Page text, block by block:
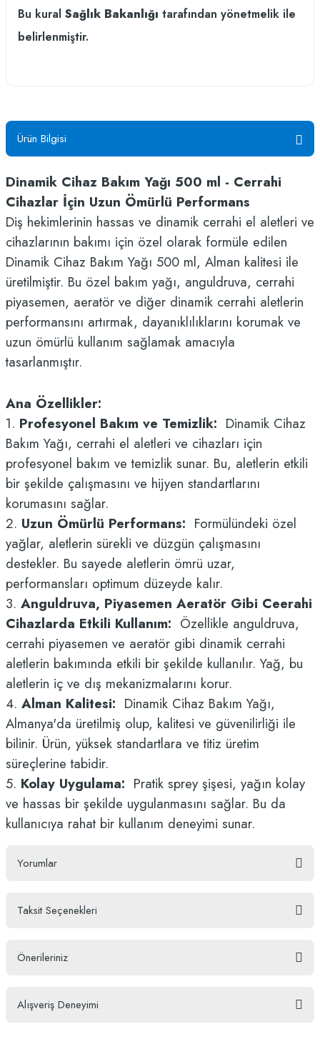
Bu kural Sağlık Bakanlığı tarafından yönetmelik ile
belirlenmiştir.
Ürün Bilgisi
Dinamik Cihaz Bakım Yağı 500 ml - Cerrahi
Cihazlar İçin Uzun Ömürlü Performans
Diş hekimlerinin hassas ve dinamik cerrahi el aletleri ve
cihazlarının bakımı için özel olarak formüle edilen
Dinamik Cihaz Bakım Yağı 500 ml, Alman kalitesi ile
üretilmiştir. Bu özel bakım yağı, anguldruva, cerrahi
piyasemen, aeratör ve diğer dinamik cerrahi aletlerin
performansını artırmak, dayanıklılıklarını korumak ve
uzun ömürlü kullanım sağlamak amacıyla
tasarlanmıştır.
Ana Özellikler:
1. Profesyonel Bakım ve Temizlik: Dinamik Cihaz
Bakım Yağı, cerrahi el aletleri ve cihazları için
profesyonel bakım ve temizlik sunar. Bu, aletlerin etkili
bir şekilde çalışmasını ve hijyen standartlarını
korumasını sağlar.
2. Uzun Ömürlü Performans: Formülündeki özel
yağlar, aletlerin sürekli ve düzgün çalışmasını
destekler. Bu sayede aletlerin ömrü uzar,
performansları optimum düzeyde kalır.
3. Anguldruva, Piyasemen Aeratör Gibi Ceerahi
Cihazlarda Etkili Kullanım: Özellikle anguldruva,
cerrahi piyasemen ve aeratör gibi dinamik cerrahi
aletlerin bakımında etkili bir şekilde kullanılır. Yağ, bu
aletlerin iç ve dış mekanizmalarını korur.
4. Alman Kalitesi: Dinamik Cihaz Bakım Yağı,
Almanya'da üretilmiş olup, kalitesi ve güvenilirliği ile
bilinir. Ürün, yüksek standartlara ve titiz üretim
süreçlerine tabidir.
5. Kolay Uygulama: Pratik sprey şişesi, yağın kolay
ve hassas bir şekilde uygulanmasını sağlar. Bu da
kullanıcıya rahat bir kullanım deneyimi sunar.
Yorumlar
Taksit Seçenekleri
Önerileriniz
Bu ürünün fiyat bilgisi, resim, ürün açıklamalarında ve diğer konularda
yetersiz gördüğünüz noktaları öneri formunu kullanarak tarafımıza
Alışveriş Deneyimi